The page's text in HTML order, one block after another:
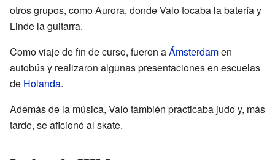
otros grupos, como Aurora, donde Valo tocaba la batería y
Linde la guitarra.
Como viaje de fin de curso, fueron aÁmsterdamen
autobús y realizaron algunas presentaciones en escuelas
de Holanda.
Además de la música, Valo también practicaba judo y, más
tarde, se aficionó al skate.